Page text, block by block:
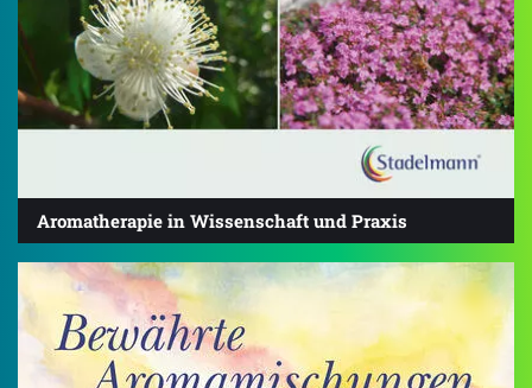
Aromatherapie in Wissenschaft und Praxis